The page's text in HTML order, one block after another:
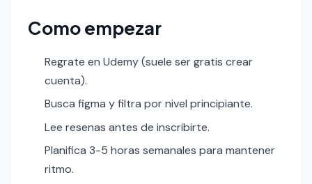
Como empezar
Regrate en Udemy (suele ser gratis crear
cuenta).
Busca figma y filtra por nivel principiante.
Lee resenas antes de inscribirte.
Planifica 3-5 horas semanales para mantener
ritmo.